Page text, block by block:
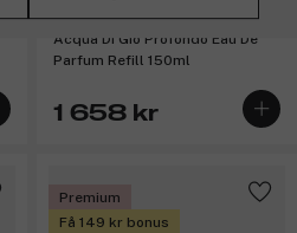
Armani
Acqua Di Giò Profondo Eau De
Parfum Refill 150ml
1 658 kr
Premium
Få 149 kr bonus